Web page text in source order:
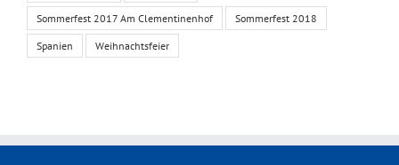
Sommerfest 2017 Am Clementinenhof Sommerfest 2018
Spanien Weihnachtsfeier